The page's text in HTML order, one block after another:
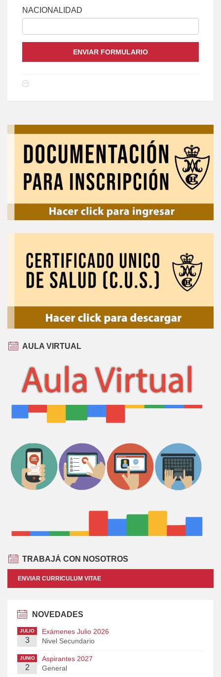
NACIONALIDAD
AULA VIRTUAL
TRABAJÁ CON NOSOTROS
ENVIAR CURRICULUM VITAE
NOVEDADES
JULIO
3
Exámenes Julio 2026
Nivel Secundario
JUNIO
2
Aspirantes 2027
General